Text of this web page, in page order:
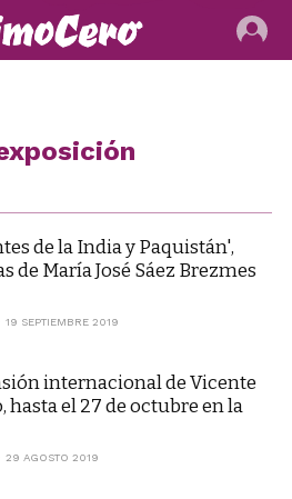
de la India y Paquistán',
de María José Sáez Brezmes
19 SEPTIEMBRE 2019
internacional de Vicente
hasta el 27 de octubre en la
29 AGOSTO 2019